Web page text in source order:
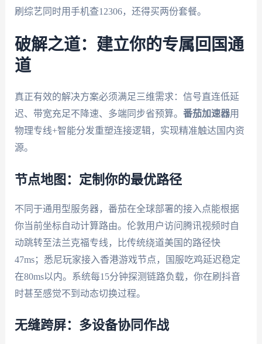
刷综艺同时用手机查12306，还得买两份套餐。
破解之道：建立你的专属回国通
道
真正有效的解决方案必须满足三维需求：信号直连低延
迟、带宽充足不降速、多端同步省预算。 番茄加速器用
物理专线+智能分发重塑连接逻辑，实现精准触达国内资
源。
节点地图：定制你的最优路径
不同于通用型服务器，番茄在全球部署的接入点能根据
你当前坐标自动计算路由。伦敦用户访问腾讯视频时自
动跳转至法兰克福专线，比传统绕道美国的路径快
47ms；悉尼玩家接入香港游戏节点，国服吃鸡延迟稳定
在80ms以内。系统每15分钟探测链路负载，你在刷抖音
时甚至感觉不到动态切换过程。
无缝跨屏：多设备协同作战